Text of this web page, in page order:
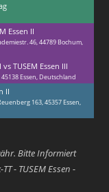
Essen II
46, 44789 Bochum,
TUSEM Essen III
Essen, Deutschland
II
163, 45357 Essen,
Bitte Informiert
- TUSEM Essen -